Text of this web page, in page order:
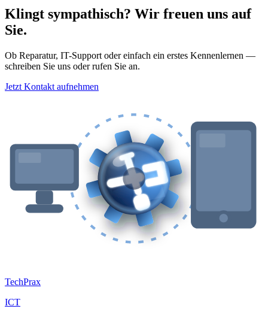
Klingt sympathisch? Wir freuen uns auf
Sie.
Ob Reparatur, IT-Support oder einfach ein erstes Kennenlernen —
schreiben Sie uns oder rufen Sie an.
Jetzt Kontakt aufnehmen
TechPrax
ICT